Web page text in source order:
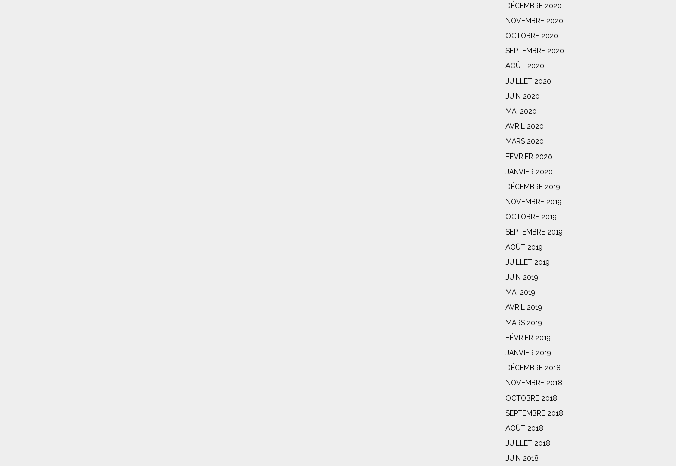
DÉCEMBRE 2020
NOVEMBRE 2020
OCTOBRE 2020
SEPTEMBRE 2020
AOÛT 2020
JUILLET 2020
JUIN 2020
MAI 2020
AVRIL 2020
MARS 2020
FÉVRIER 2020
JANVIER 2020
DÉCEMBRE 2019
NOVEMBRE 2019
OCTOBRE 2019
SEPTEMBRE 2019
AOÛT 2019
JUILLET 2019
JUIN 2019
MAI 2019
AVRIL 2019
MARS 2019
FÉVRIER 2019
JANVIER 2019
DÉCEMBRE 2018
NOVEMBRE 2018
OCTOBRE 2018
SEPTEMBRE 2018
AOÛT 2018
JUILLET 2018
JUIN 2018